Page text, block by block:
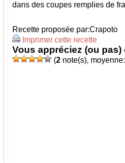
dans des coupes remplies de
Recette proposée par:Crapoto
Imprimer cette recette
Vous appréciez (ou
(2 note(s), moyenne: